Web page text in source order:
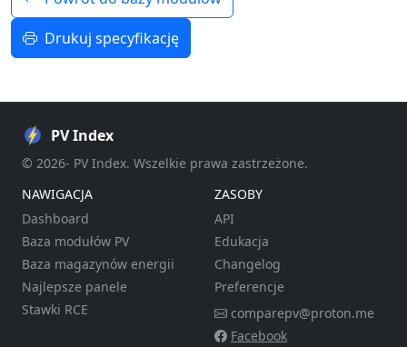
Drukuj specyfikację
PV Index
© 2026- PV Index. Wszelkie prawa zastrzeżone.
NAWIGACJA
Dashboard
Baza modułów PV
Baza magazynów energii
Najlepsze panele
Stawki RCE
ZASOBY
API
Edukacja
Changelog
Preferencje
comparepv@proton.me
Facebook